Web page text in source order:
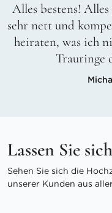
Alles bestens!
sehr nett und
heiraten, was ich
Trauringe
Lassen Sie
Sehen Sie sich die
unserer Kunden aus